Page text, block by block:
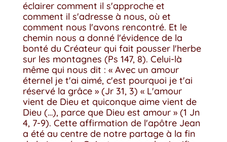
éclairer comment il s'approche et
comment il s'adresse à nous, où et
comment nous l'avons rencontré. Et le
chemin nous a donné l'évidence de la
bonté du Créateur qui fait pousser l'herbe
sur les montagnes (Ps 147, 8). Celui-là
même qui nous dit : « Avec un amour
éternel je t'ai aimé, c'est pourquoi je t'ai
réservé la grâce » (Jr 31, 3) « L'amour
vient de Dieu et quiconque aime vient de
Dieu (…), parce que Dieu est amour » (1 Jn
4, 7-9). Cette affirmation de l'apôtre Jean
a été au centre de notre partage à la fin